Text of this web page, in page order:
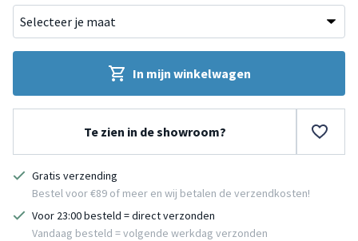
In mijn winkelwagen
Te zien in de showroom?
Gratis verzending
Bestel voor €89 of meer en wij betalen de verzendkosten!
Voor 23:00 besteld = direct verzonden
Vandaag besteld = volgende werkdag verzonden